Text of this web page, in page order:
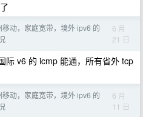
移动，家庭宽带，境外 ipv6 的
6 月
21 日
际 v6 的 icmp 能通，所有省外 tcp
移动，家庭宽带，境外 ipv6 的
6 月
11 日